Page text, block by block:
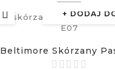
DODAJ
Beltimore Skórzany